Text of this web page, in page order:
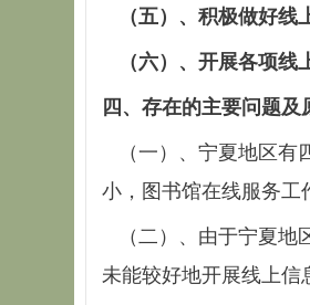
（五）、积极做好
（六）、开展各项
四、存在的主要问题及
（一）、宁夏地区有
小，图书馆在线服务工
（二）、由于宁夏地
未能较好地开展线上信